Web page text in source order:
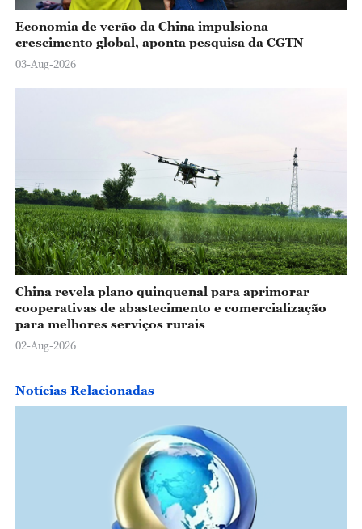
Economia de verão da China impulsiona
crescimento global, aponta pesquisa da CGTN
03-Aug-2026
China revela plano quinquenal para aprimorar
cooperativas de abastecimento e comercialização
para melhores serviços rurais
02-Aug-2026
Notícias Relacionadas